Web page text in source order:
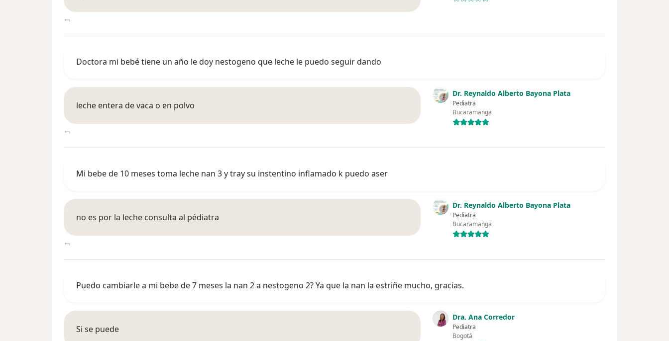
Doctora mi bebé tiene un año le doy nestogeno que leche le puedo seguir dando
Dr. Reynaldo Alberto Bayona Plata
Pediatra
Bucaramanga
leche entera de vaca o en polvo
Mi bebe de 10 meses toma leche nan 3 y tray su instentino inflamado k puedo aser
Dr. Reynaldo Alberto Bayona Plata
Pediatra
Bucaramanga
no es por la leche consulta al pédiatra
Puedo cambiarle a mi bebe de 7 meses la nan 2 a nestogeno 2? Ya que la nan la estriñe mucho, gracias.
Dra. Ana Corredor
Pediatra
Bogotá
Si se puede